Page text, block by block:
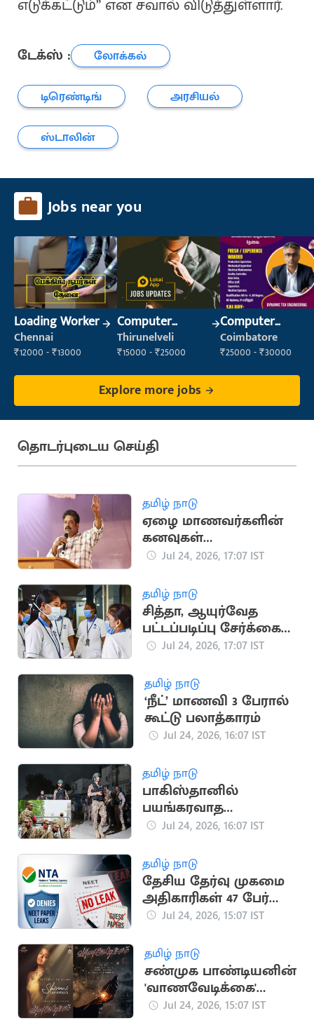
எடுக்கட்டும்” என சவால் விடுத்துள்ளார்.
டேக்ஸ் :
லோக்கல்
டிரெண்டிங்
அரசியல்
ஸ்டாலின்
Jobs near you
Loading Worker
Chennai
₹12000 - ₹13000
Computer
Operator
Thirunelveli
₹15000 - ₹25000
Computer
Operator
Coimbatore
₹25000 - ₹30000
Explore more jobs
தொடர்புடைய செய்தி
தமிழ் நாடு
ஏழை மாணவர்களின்
கனவுகள்
நசுக்கப்படுகின்றன -
Jul 24, 2026, 17:07 IST
தமிழ் நாடு
சித்தா, ஆயுர்வேத
பட்டப்படிப்பு சேர்க்கை:
விண்ணப்பங்கள்
Jul 24, 2026, 17:07 IST
தமிழ் நாடு
‘நீட்’ மாணவி 3 பேரால்
கூட்டு பலாத்காரம்
Jul 24, 2026, 16:07 IST
தமிழ் நாடு
பாகிஸ்தானில்
பயங்கரவாத
தாக்குதல்: 15
பலி
Jul 24, 2026, 16:07 IST
தமிழ் நாடு
தேசிய தேர்வு முகமை
அதிகாரிகள் 47 பேர்
பணி நீக்கம்
Jul 24, 2026, 15:07 IST
தமிழ் நாடு
சண்முக பாண்டியனின்
'வாணவேடிக்கை'
படத்தில் இணைந்த
Jul 24, 2026, 15:07 IST